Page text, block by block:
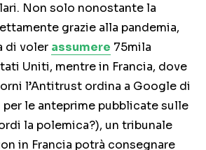
Non solo nonostante la
grazie alla pandemia,
di voler assumere 75mila
Uniti, mentre in Francia, dove
l’Antitrust ordina a Google di
le anteprime pubblicate sulle
la polemica?), un tribunale
in Francia potrà consegnare